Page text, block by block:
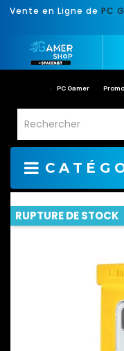
Vente en Ligne de PC
PC Gamer
RUPTURE DE STOCK